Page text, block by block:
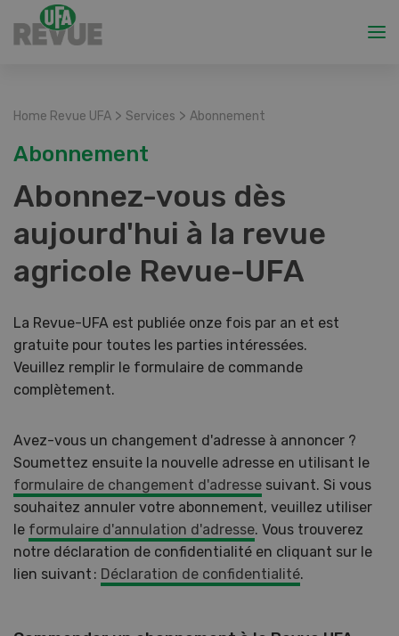
Home Revue UFA > Services > Abonnement
Abonnement
Abonnez-vous dès
aujourd'hui à la revue
agricole Revue-UFA
La Revue-UFA est publiée onze fois par an et est
gratuite pour toutes les parties intéressées.
Veuillez remplir le formulaire de commande
complètement.
Avez-vous un changement d'adresse à annoncer ?
Soumettez ensuite la nouvelle adresse en utilisant le
formulaire de changement d'adresse suivant. Si vous
souhaitez annuler votre abonnement, veuillez utiliser
le formulaire d'annulation d'adresse. Vous trouverez
notre déclaration de confidentialité en cliquant sur le
lien suivant : Déclaration de confidentialité.